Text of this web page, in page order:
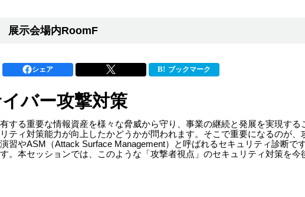
展示会場内RoomF
シェア ブックマーク
バー攻撃対策
する重要な情報資産を様々な脅威から守り、事業の継続と発展を実現す
ティ対策能力が向上したかどうかが問われます。そこで重要になるのが
習やASM（Attack Surface Management）と呼ばれるセキュリティ診断で
。本セッションでは、このような「攻撃者視点」のセキュリティ対策を今